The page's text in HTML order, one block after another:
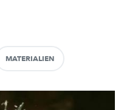
MATERIALIEN